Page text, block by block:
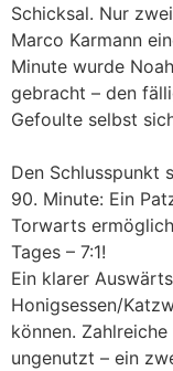
Schicksal. Nur
Marco Karmann
Minute wurde
gebracht – den
Gefoulte selbst
Den Schlusspunkt
90. Minute: Ein
Torwarts
Tages – 7:1!
Ein klarer
Honigsessen/
können.
ungenutzt – ein